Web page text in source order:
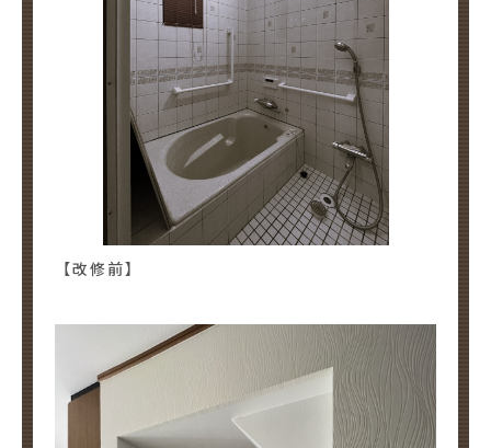
【改修前】